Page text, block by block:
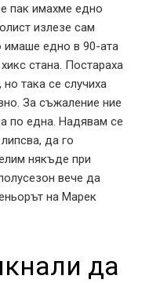
пак имахме едно
излезе сам
едно в 90-ата
стана. Постараха
така се случиха
За съжаление ние
по една. Надявам се
да го
някъде при
вече да
на Марек
да